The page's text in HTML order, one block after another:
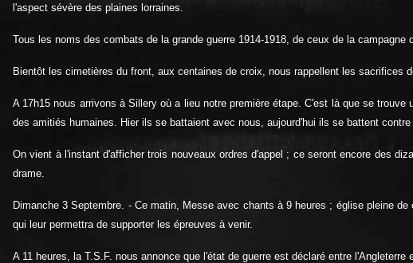
l'aspect sévère des plaines lorraines.
Tous les noms des combats de la grande guerre 1914-1918, de ceux de la campagne
Bientôt les cimetières du front, aux centaines de croix, nous rappellent les
A 17h15 nous arrivons à Sillery où a lieu notre première étape. C'est là que se
des amitiés humaines. Hier ils se battaient avec nous, aujourd'hui ils se battent contre
On vient à l'instant d'afficher trois nouveaux ordres d'appel ; ce seront encore des
drame.
Dimanche 3 Septembre. - Ce matin, Messe avec chants à 9 heures ; église pleine
qui leur permettra de supporter les épreuves à venir.
A 11 heures, la T.S.F. nous annonce que l'état de guerre est déclaré entre l'Angleterre